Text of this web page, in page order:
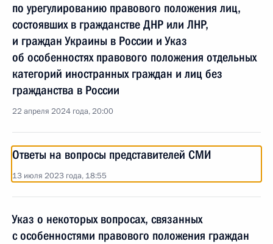
по урегулированию правового положения лиц,
состоявших в гражданстве ДНР или ЛНР,
и граждан Украины в России и Указ
об особенностях правового положения отдельных
категорий иностранных граждан и лиц без
гражданства в России
22 апреля 2024 года, 20:00
Ответы на вопросы представителей СМИ
13 июля 2023 года, 18:55
Указ о некоторых вопросах, связанных
с особенностями правового положения граждан